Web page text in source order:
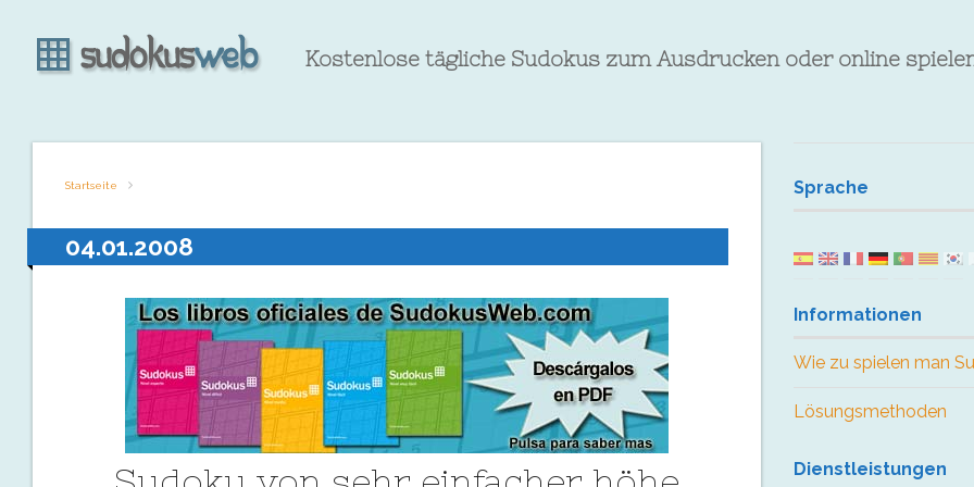
Kostenlose tägliche Sudokus zum Ausdrucken oder online
Startseite
04.01.2008
Sprache
Informationen
Wie zu spielen man
Lösungsmethoden
Dienstleistungen